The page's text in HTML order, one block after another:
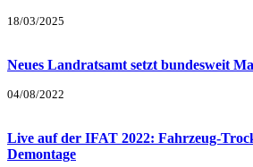
18/03/2025
Neues Landratsamt setzt bundesweit
04/08/2022
Live auf der IFAT 2022: Fahrzeug-
Demontage